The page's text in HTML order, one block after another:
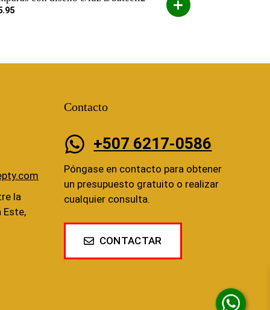
la
Este,
Contacto
+507 6217-0586
Póngase en contacto para obtener
un presupuesto gratuito o realizar
cualquier consulta.
CONTACTAR